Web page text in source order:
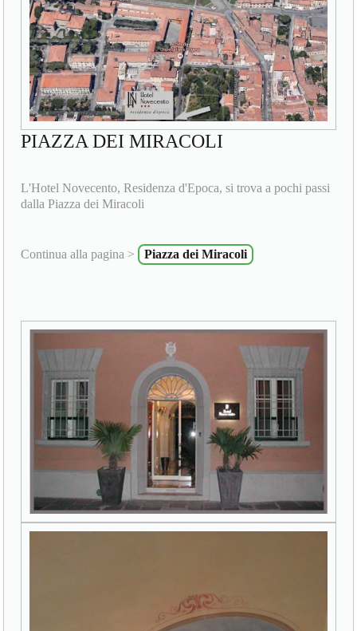
PIAZZA DEI MIRACOLI
L'Hotel Novecento, Residenza d'Epoca, si trova a pochi passi
dalla Piazza dei Miracoli
Continua alla pagina > Piazza dei Miracoli